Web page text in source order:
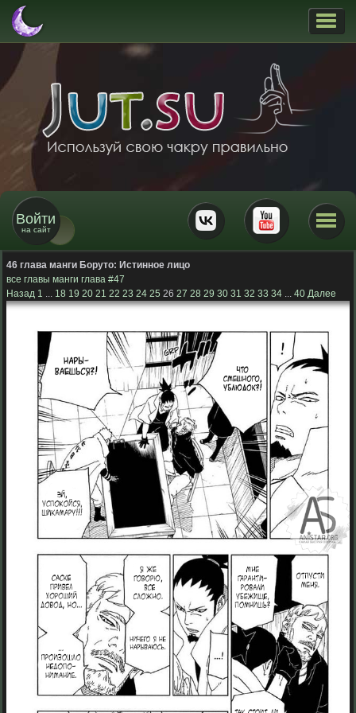
Войти
на сайт
46 глава манги Боруто: Истинное лицо
все главы манги глава #47
Назад 1 ... 18 19 20 21 22 23 24 25 26 27 28 29 30 31 32 33 34 ... 40 Далее